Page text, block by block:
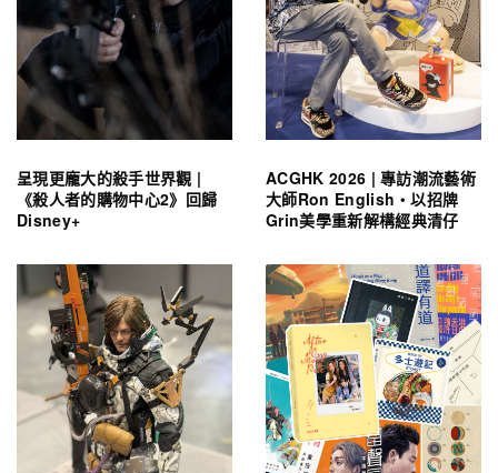
呈現更龐大的殺手世界觀 |
《殺人者的購物中心2》回歸
Disney+
ACGHK 2026 | 專訪潮流藝術
大師Ron English・以招牌
Grin美學重新解構經典清仔